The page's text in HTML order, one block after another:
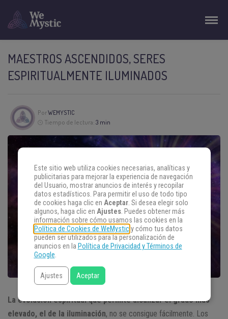
MAESTROS ASCENDIDOS, SERES
ESPIRITUALMENTE ILUMINADOS
PorWEMYSTIC
Tiempo de lectura: 3 min
La evolución espiritual que permite alcanzar el grado más
elevado, el de la iluminación, no se consigue fácilmente. Los
Este sitio web utiliza cookies necesarias, analíticas y
publicitarias para mejorar la experiencia de navegación
del Usuario, mostrar anuncios de interés y recopilar
datos estadísticos. Para permitir el uso de todo tipo
de cookies haga clic en Aceptar. Si desea elegir solo
algunos, haga clic en Ajustes. Puedes obtener más
información sobre cómo usamos las cookies en la
Política de Cookies de WeMysticy cómo tus datos
pueden ser utilizados para la personalización de
anuncios en la Política de Privacidad y Términos de
Google.
Ajustes Aceptar